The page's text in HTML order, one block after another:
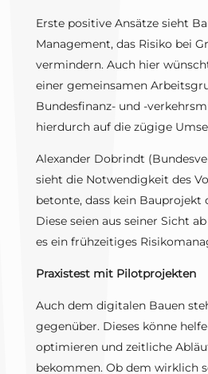
Erste positive Ansätze sieht
Management, das Risiko bei
vermindern. Auch hier
einer gemeinsamen
Bundesfinanz- und -
hierdurch auf die zügige
Alexander Dobrindt
sieht die Notwendigkeit des
betonte, dass kein Bauprojekt
Diese seien aus seiner Sicht
es ein frühzeitiges
Praxistest mit Pilotprojekten
Auch dem digitalen Bauen
gegenüber. Dieses könne
optimieren und zeitliche
bekommen. Ob dem wirklich